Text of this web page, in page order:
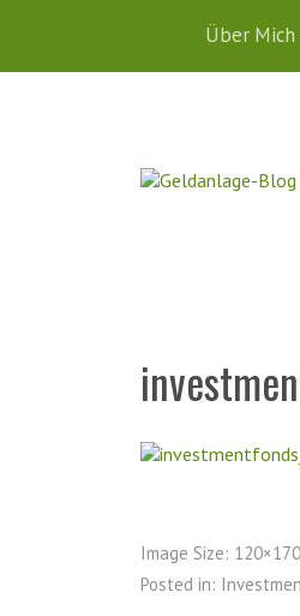
Über Mich
Image Size:
Posted in: